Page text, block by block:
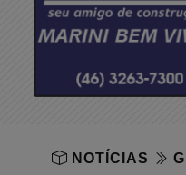
NOTÍCIAS